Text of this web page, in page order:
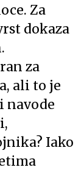
Za
dokaza
za
ali to je
navode
Iako